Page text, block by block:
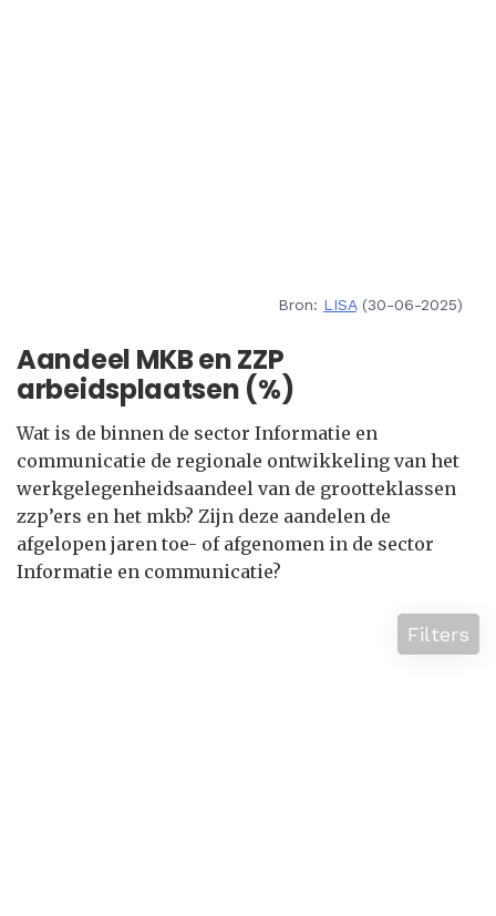
Bron: LISA(30-06-2025)
Aandeel MKB en ZZP
arbeidsplaatsen (%)
Wat is de binnen de sector Informatie en
communicatie de regionale ontwikkeling van het
werkgelegenheidsaandeel van de grootteklassen
zzp’ers en het mkb? Zijn deze aandelen de
afgelopen jaren toe- of afgenomen in de sector
Informatie en communicatie?
Filters